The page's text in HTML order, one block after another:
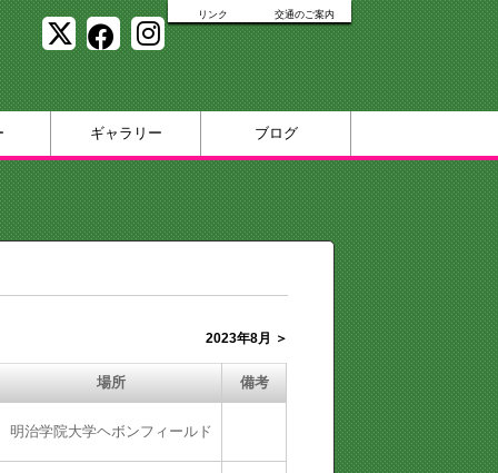
リンク 交通のご案内
ギャラリー ブログ
2023年8月 ＞
場所 備考
明治学院大学ヘボンフィールド